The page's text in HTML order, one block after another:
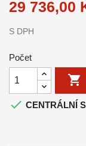
29 736,00
S DPH
Počet

 CENTRÁLNÍ